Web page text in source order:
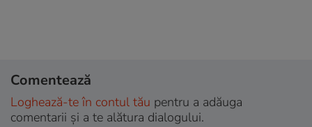
Comentează
Loghează-te în contul tău pentru a adăuga
comentarii și a te alătura dialogului.